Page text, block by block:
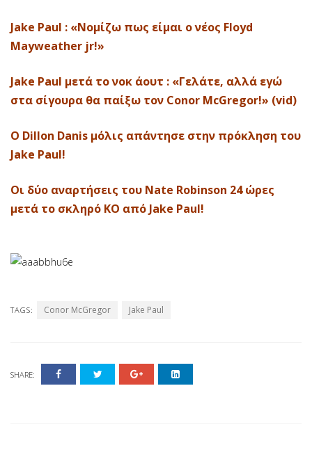
Jake Paul : «Νομίζω πως είμαι ο νέος Floyd
Mayweather jr!»
Jake Paul μετά το νοκ άουτ : «Γελάτε, αλλά εγώ
στα σίγουρα θα παίξω τον Conor McGregor!» (vid)
O Dillon Danis μόλις απάντησε στην πρόκληση του
Jake Paul!
Οι δύο αναρτήσεις του Nate Robinson 24 ώρες
μετά το σκληρό ΚΟ από Jake Paul!
TAGS: Conor McGregor Jake Paul
SHARE: